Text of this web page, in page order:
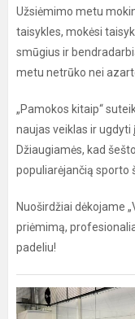
Užsiėmimo metu
taisykles, mokėsi
smūgius ir
metu netrūko nei
„Pamokos kitaip“
naujas veiklas ir ugdyti
Džiaugiamės, kad
populiarėjančią sporto
Nuoširdžiai dėkojame
priėmimą,
padeliu!